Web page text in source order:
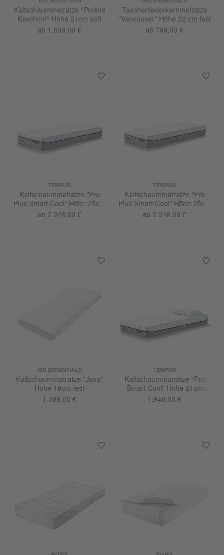
Kaltschaummatratze "Proline
Kaschmir" Höhe 21cm soft
ab 1.599,00 €
Taschenfederkernmatratze
"Vancouver" Höhe 22 cm fest
ab 799,00 €
TEMPUR
Kaltschaummatratze "Pro
Plus Smart Cool" Höhe 25cm
fest
ab 2.248,00 €
TEMPUR
Kaltschaummatratze "Pro
Plus Smart Cool" Höhe 25cm
medium
ab 2.248,00 €
RID ESSENTIALS
Kaltschaummatratze "Java"
Höhe 19cm fest
1.099,00 €
TEMPUR
Kaltschaummatratze "Pro
Smart Cool" Höhe 21cm
mediumfest
1.948,00 €